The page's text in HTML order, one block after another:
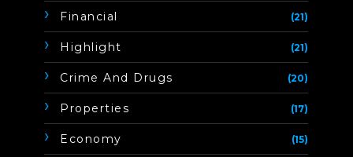
Financial (21)
Highlight (21)
Crime And Drugs (20)
Properties (17)
Economy (15)